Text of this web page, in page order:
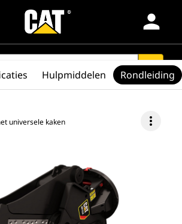
person
search
universele kaken more_vert
Hulpmiddelen Rondleiding